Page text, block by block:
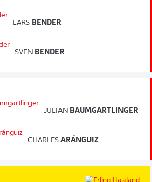
LARS BENDER
SVEN BENDER
JULIAN BAUMGARTLINGER
CHARLES ARÁNGUIZ